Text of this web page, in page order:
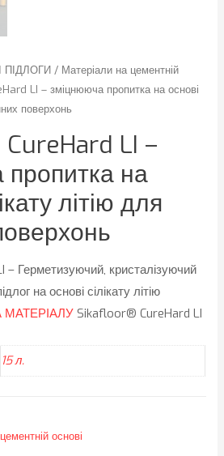
/ Матеріали на цементній
LI – зміцнююча пропитка на основі
поверхонь
LI –
на
літію для
Герметизуючий, кристалізуючий
на основі сілікату літію
МАТЕРІАЛУ Sikafloor® CureHard LI
15 л.
основі